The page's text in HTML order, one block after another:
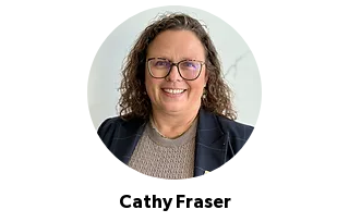
Cathy Fraser